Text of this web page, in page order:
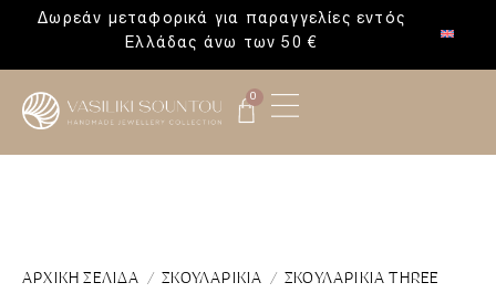
Δωρεάν μεταφορικά για παραγγελίες εντός
Ελλάδας άνω των 50 €
0
ΑΡΧΙΚΉ ΣΕΛΊΔΑ /ΣΚΟΥΛΑΡΊΚΙΑ / ΣΚΟΥΛΑΡΊΚΙΑ THREE